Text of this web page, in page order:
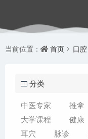
当前位置： 首页 口腔
分类
中医专家 推拿
大学课程
健康
耳穴
脉诊